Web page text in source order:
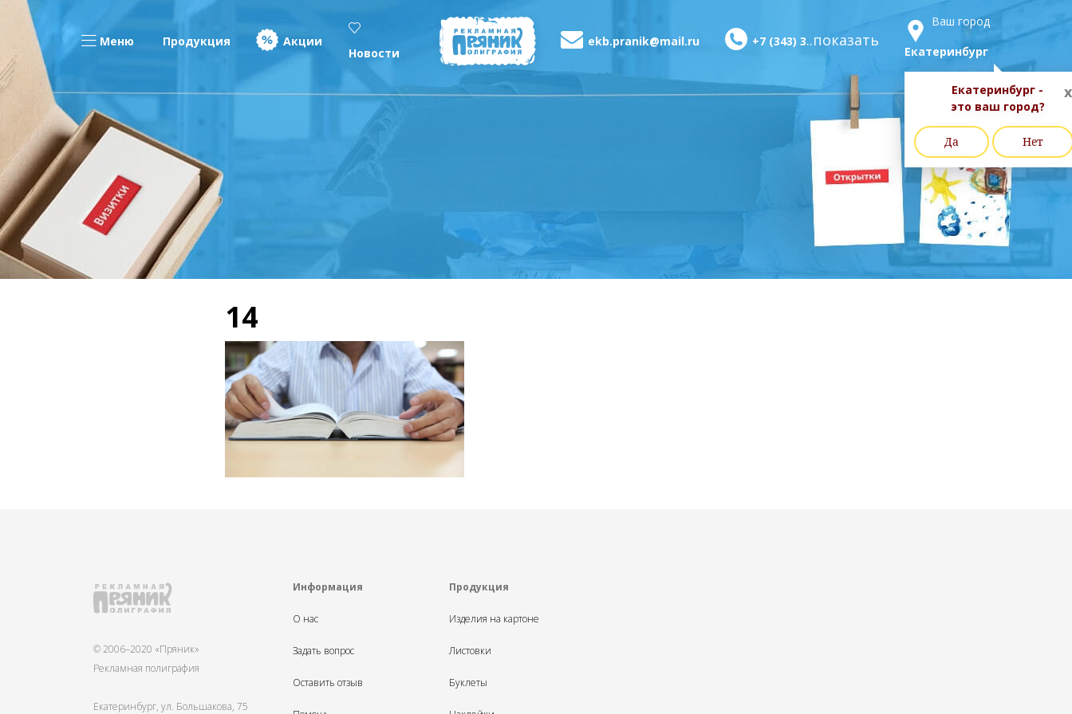
Меню Продукция
Акции
Новости
ekb.pranik@mail.ru +7 (343) 3..показать
Ваш город
Екатеринбург
x
Екатеринбург -
это ваш город?
Да Нет
14
© 2006–2020 «Пряник»
Рекламная полиграфия
Екатеринбург, ул. Большакова, 75
Информация
О нас
Задать вопрос
Оставить отзыв
Продукция
Изделия на картоне
Листовки
Буклеты